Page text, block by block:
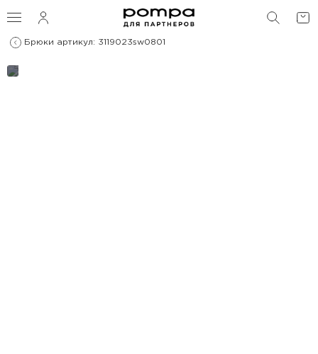
Брюки артикул: 3119023sw0801